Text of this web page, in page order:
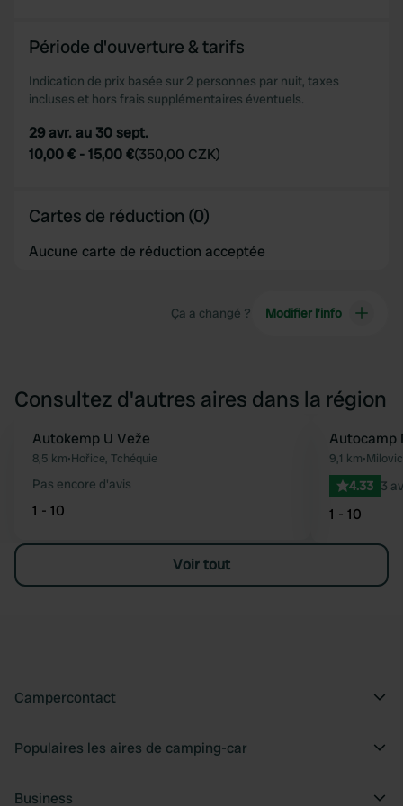
Période d'ouverture & tarifs
Indication de prix basée sur 2 personnes par nuit, taxes
incluses et hors frais supplémentaires éventuels.
29 avr. au 30 sept.
10,00 € -15,00 €(350,00 CZK)
Cartes de réduction (0)
Aucune carte de réduction acceptée
Ça a changé ? Modifier l’info
Consultez d'autres aires dans la région
Préféré
Autokemp U Veže
8,5 km•Hořice, Tchéquie
Pas encore d'avis
1 - 10
Autocamp
9,1 km•
4.33 3
1 - 10
Voir tout
Campercontact
Populaires les aires de camping-car
Business